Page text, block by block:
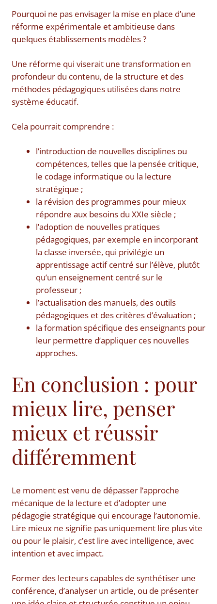
Pourquoi ne pas envisager la mise en place d’une
réforme expérimentale et ambitieuse dans
quelques établissements modèles ?
Une réforme qui viserait une transformation en
profondeur du contenu, de la structure et des
méthodes pédagogiques utilisées dans notre
système éducatif.
Cela pourrait comprendre :
l’introduction de nouvelles disciplines ou
compétences, telles que la pensée critique,
le codage informatique ou la lecture
stratégique ;
la révision des programmes pour mieux
répondre aux besoins du XXIe siècle ;
l’adoption de nouvelles pratiques
pédagogiques, par exemple en incorporant
la classe inversée, qui privilégie un
apprentissage actif centré sur l’élève, plutôt
qu’un enseignement centré sur le
professeur ;
l’actualisation des manuels, des outils
pédagogiques et des critères d’évaluation ;
la formation spécifique des enseignants pour
leur permettre d’appliquer ces nouvelles
approches.
En conclusion : pour
mieux lire, penser
mieux et réussir
différemment
Le moment est venu de dépasser l’approche
mécanique de la lecture et d’adopter une
pédagogie stratégique qui encourage l’autonomie.
Lire mieux ne signifie pas uniquement lire plus vite
ou pour le plaisir, c’est lire avec intelligence, avec
intention et avec impact.
Former des lecteurs capables de synthétiser une
conférence, d’analyser un article, ou de présenter